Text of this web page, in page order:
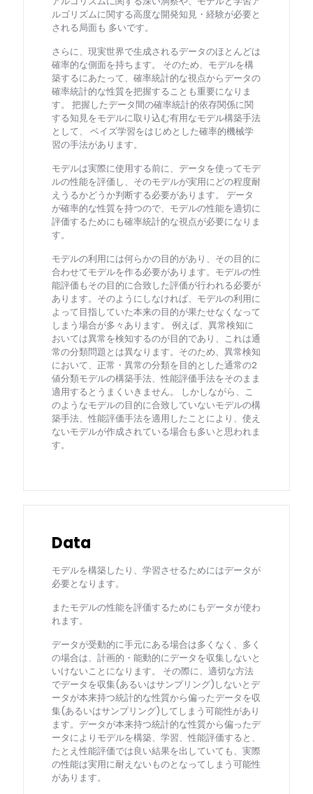
ルゴリズムに関する高度な開発知見・経験が必要と
される局面も 多いです。
さらに、現実世界で生成されるデータのほとんどは
確率的な側面を持ちます。 そのため、モデルを構
築するにあたって、確率統計的な視点からデータの
確率統計的な性質を把握することも重要になりま
す。 把握したデータ間の確率統計的依存関係に関
する知見をモデルに取り込む有用なモデル構築手法
として、 ベイズ学習をはじめとした確率的機械学
習の手法があります。
モデルは実際に使用する前に、データを使ってモデ
ルの性能を評価し、そのモデルが実用にどの程度耐
えうるかどうか判断する必要があります。 データ
が確率的な性質を持つので、モデルの性能を適切に
評価するためにも確率統計的な視点が必要になりま
す。
モデルの利用には何らかの目的があり、その目的に
合わせてモデルを作る必要があります。モデルの性
能評価もその目的に合致した評価が行われる必要が
あります。そのようにしなければ、モデルの利用に
よって目指していた本来の目的が果たせなくなって
しまう場合が多々あります。 例えば、異常検知に
おいては異常を検知するのが目的であり、これは通
常の分類問題とは異なります。そのため、異常検知
において、正常・異常の分類を目的とした通常の2
値分類モデルの構築手法、性能評価手法をそのまま
適用するとうまくいきません。 しかしながら、こ
のようなモデルの目的に合致していないモデルの構
築手法、性能評価手法を適用したことにより、使え
ないモデルが作成されている場合も多いと思われま
す。
Data
モデルを構築したり、学習させるためにはデータが
必要となります。
またモデルの性能を評価するためにもデータが使わ
れます。
データが受動的に手元にある場合は多くなく、多く
の場合は、計画的・能動的にデータを収集しないと
いけないことになります。 その際に、適切な方法
でデータを収集(あるいはサンプリング)しないとデ
ータが本来持つ統計的な性質から偏ったデータを収
集(あるいはサンプリング)してしまう可能性があり
ます。データが本来持つ統計的な性質から偏ったデ
ータによりモデルを構築、学習、性能評価すると、
たとえ性能評価では良い結果を出していても、実際
の性能は実用に耐えないものとなってしまう可能性
があります。